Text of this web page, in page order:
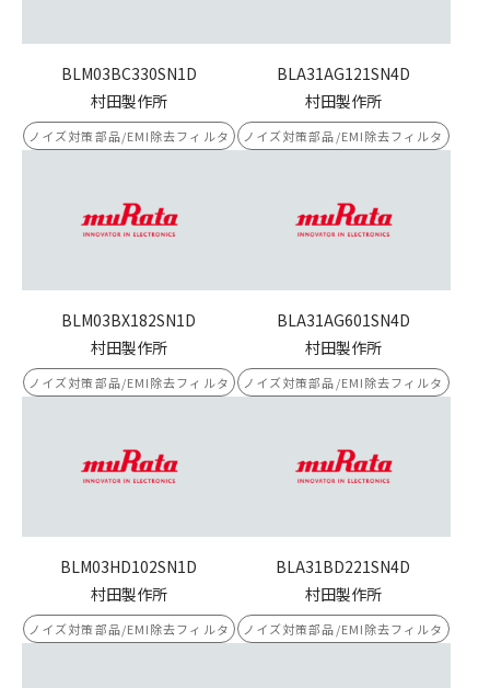
BLM03BC330SN1D
村田製作所
ノイズ対策部品/EMI除去フィルタ
BLA31AG121SN4D
村田製作所
ノイズ対策部品/EMI除去フィルタ
BLM03BX182SN1D
村田製作所
ノイズ対策部品/EMI除去フィルタ
BLA31AG601SN4D
村田製作所
ノイズ対策部品/EMI除去フィルタ
BLM03HD102SN1D
村田製作所
ノイズ対策部品/EMI除去フィルタ
BLA31BD221SN4D
村田製作所
ノイズ対策部品/EMI除去フィルタ